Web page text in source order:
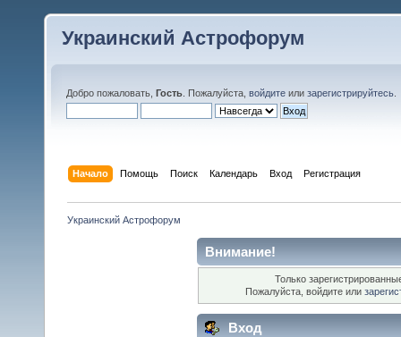
Украинский Астрофорум
Добро пожаловать, Гость . Пожалуйста, войдите или зарегистрируйтесь
Начало Помощь Поиск Календарь Вход Регистрация
Украинский Астрофорум
Внимание!
Только
Пожалуйста, войдите или
Вход